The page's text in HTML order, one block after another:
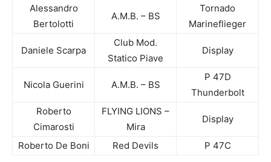
Alessandro
Bertolotti
A.M.B. – BS
Tornado
Marineflieger
Daniele Scarpa
Club Mod.
Statico Piave
Display
Nicola Guerini A.M.B. – BS
P 47D
Thunderbolt
Roberto
Cimarosti
FLYING LIONS –
Mira
Display
Roberto De Boni Red Devils P 47C